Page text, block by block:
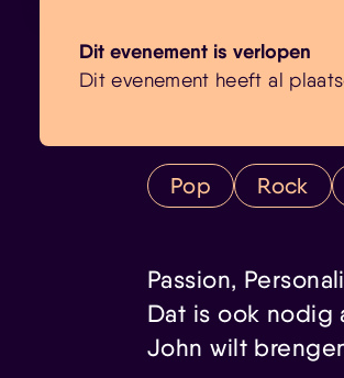
Dit evenement is verlopen
Dit evenement heeft al
Pop Rock
Passion,
Dat is ook nodig
John wilt